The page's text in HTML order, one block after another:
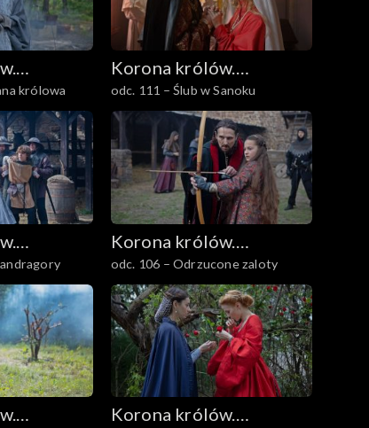
królowa
Korona królów.
Jagiellonowie
odc. 111 – Ślub w Sanoku
Korona królów.
Jagiellonowie
odc. 106 – Odrzucone zaloty
Korona królów.